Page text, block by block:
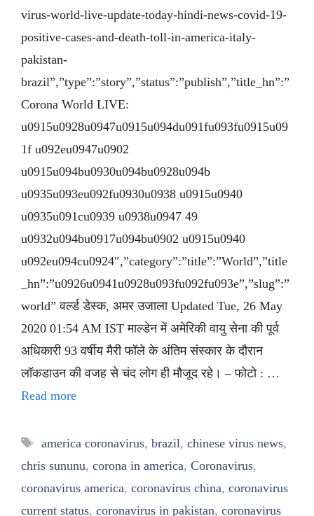
virus-world-live-update-today-hindi-news-covid-19-
positive-cases-and-death-toll-in-america-italy-
pakistan-
brazil”,”type”:”story”,”status”:”publish”,”title_hn”:”
Corona World LIVE:
u0915u0928u0947u0915u094du091fu093fu0915u09
1f u092eu0947u0902
u0915u094bu0930u094bu0928u094b
u0935u093eu092fu0930u0938 u0915u0940
u0935u091cu0939 u0938u0947 49
u0932u094bu0917u094bu0902 u0915u0940
u092eu094cu0924″,”category”:”title”:”World”,”title
_hn”:”u0926u0941u0928u093fu092fu093e”,”slug”:”
world” वर्ल्ड डेस्क, अमर उजाला Updated Tue, 26 May
2020 01:54 AM IST माल्डेन में अमेरिकी वायु सेना की पूर्व
अधिकारी 93 वर्षीय मैरी फॉले के अंतिम संस्कार के दौरान
लॉकडाउन की वजह से चंद लोग ही मौजूद रहे। – फोटो : …
Read more
Tags
america coronavirus, brazil, chinese virus news,
chris sununu, corona in america, Coronavirus,
coronavirus america, coronavirus china, coronavirus
current status, coronavirus in pakistan, coronavirus